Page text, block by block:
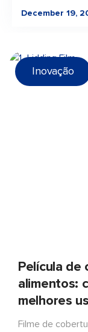
estabelecendo
contínuo rumo
para o futuro
December 19,
Inovação
Película de
alimentos:
melhores
Filme de